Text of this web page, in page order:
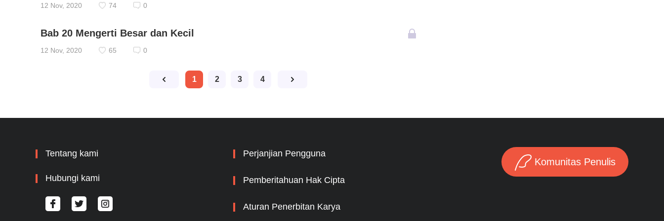
12 Nov, 2020 74 0
Bab 20 Mengerti Besar dan Kecil
12 Nov, 2020 65 0
1 2 3 4
Tentang kami
Hubungi kami
Perjanjian Pengguna
Pemberitahuan Hak Cipta
Aturan Penerbitan Karya
Komunitas Penulis